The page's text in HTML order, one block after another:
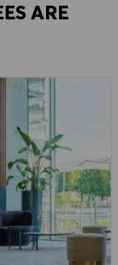
ARE